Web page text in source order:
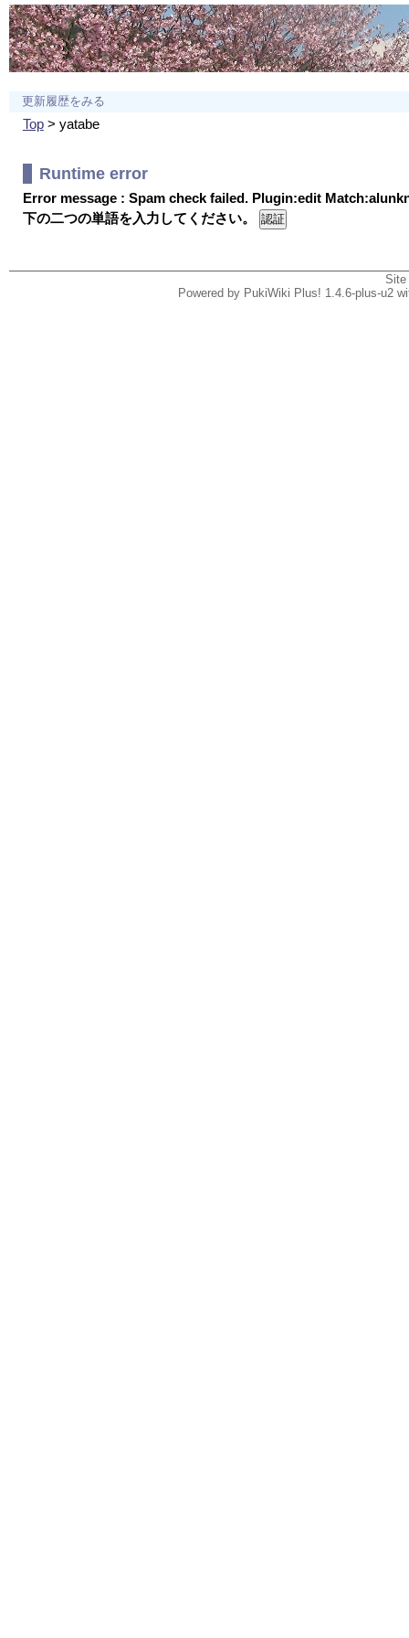
更新履歴をみる
Top> yatabe
Runtime error
Error message : Spam check failed. Plugin:edit
下の二つの単語を入力してください。
Powered by PukiWiki Plus! 1.4.6-plus-u2